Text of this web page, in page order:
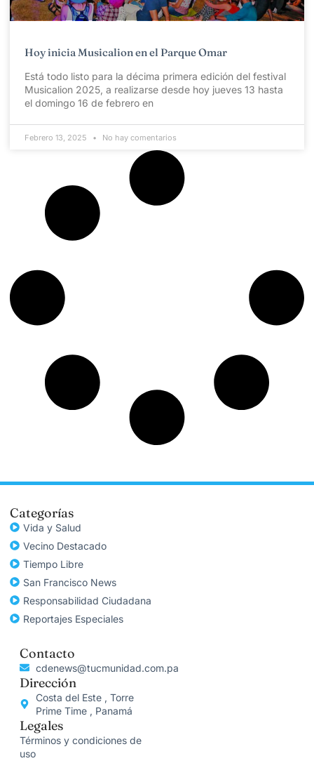
Hoy inicia Musicalion en el Parque Omar
Está todo listo para la décima primera edición del festival
Musicalion 2025, a realizarse desde hoy jueves 13 hasta
el domingo 16 de febrero en
Febrero 13, 2025 No hay comentarios
Categorías
Vida y Salud
Vecino Destacado
Tiempo Libre
San Francisco News
Responsabilidad Ciudadana
Reportajes Especiales
Contacto
cdenews@tucmunidad.com.pa
Dirección
Costa del Este , Torre
Prime Time , Panamá
Legales
Términos y condiciones de
uso